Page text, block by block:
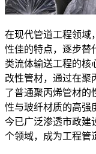
在现代管道工程领域
性佳的特点，逐步替
类流体输送工程的核
改性管材，通过在聚
了普通聚丙烯管材的
性与玻纤材质的高强
今已广泛渗透市政建
个领域，成为工程管